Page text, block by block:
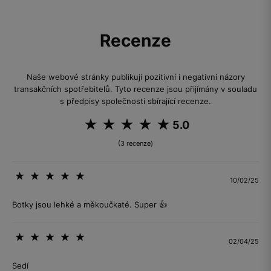
Recenze
Naše webové stránky publikují pozitivní i negativní názory
transakčních spotřebitelů. Tyto recenze jsou přijímány v souladu
s předpisy společnosti sbírající recenze.
5.0
(3 recenze)
10/02/25
Botky jsou lehké a měkoučkaté. Super 👍
02/04/25
Sedí